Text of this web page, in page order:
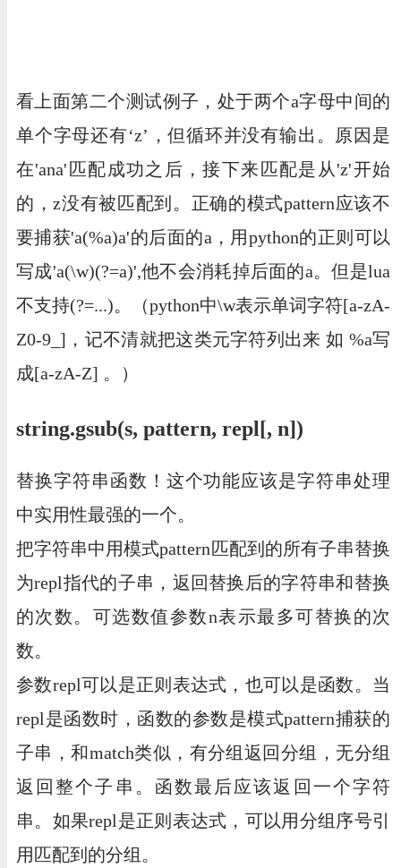
看上面第二个测试例子，处于两个a字母中间的
单个字母还有‘z’，但循环并没有输出。原因是
在'ana'匹配成功之后，接下来匹配是从'z'开始
的，z没有被匹配到。正确的模式pattern应该不
要捕获'a(%a)a'的后面的a，用python的正则可以
写成'a(\w)(?=a)',他不会消耗掉后面的a。但是lua
不支持(?=...)。（python中\w表示单词字符[a-zA-
Z0-9_]，记不清就把这类元字符列出来 如 %a写
成[a-zA-Z] 。）
string.gsub(s, pattern, repl[, n])
替换字符串函数！这个功能应该是字符串处理
中实用性最强的一个。
把字符串中用模式pattern匹配到的所有子串替换
为repl指代的子串，返回替换后的字符串和替换
的次数。可选数值参数n表示最多可替换的次
数。
参数repl可以是正则表达式，也可以是函数。当
repl是函数时，函数的参数是模式pattern捕获的
子串，和match类似，有分组返回分组，无分组
返回整个子串。函数最后应该返回一个字符
串。如果repl是正则表达式，可以用分组序号引
用匹配到的分组。